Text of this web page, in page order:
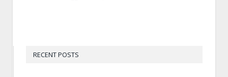
RECENT POSTS